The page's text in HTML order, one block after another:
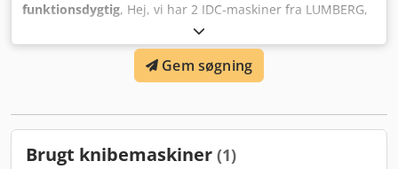
funktionsdygtig, Hej, vi har 2 IDC-maskiner fra LUMBERG,
model VARICON 7000, til salg. Muligheder: - VARICON
7000-1: Rast 5, Rast 2,5 Plus, årgang 2010 – billeder og
video findes i annoncen. (Annoncen, prisen og billederne
vedrører kun denne maskine) - VARICON 7000-14: Rast 2,5
forespørgsel. Dwsdpfx Ajxt Rn Necqea Maskinerne er fuldt
Rast 2,5 Plus, årgang 2010.
Gem søgning
Brugt knibemaskiner (1)